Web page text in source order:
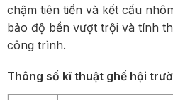
chậm tiên tiến và kết cấu
bảo độ bền vượt trội và tính
công trình.
Thông số kĩ thuật ghế hội